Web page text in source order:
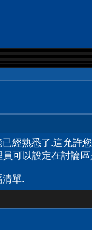
經熟悉了.這允許
可以設定在討論
單.